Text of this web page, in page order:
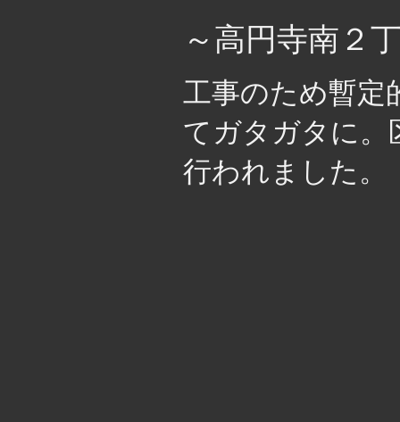
～高円寺南２
工事のため暫定
てガタガタに。
行われました。